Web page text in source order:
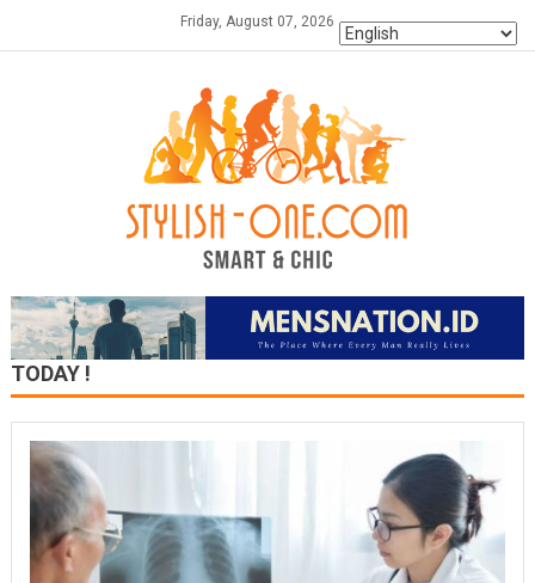
Friday, August 07, 2026
TODAY !